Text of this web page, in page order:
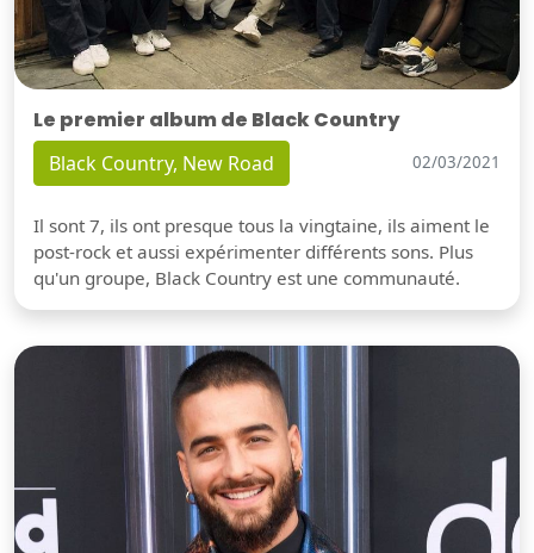
Le premier album de Black Country
Black Country, New Road 02/03/2021
Il sont 7, ils ont presque tous la vingtaine, ils aiment le
post-rock et aussi expérimenter différents sons. Plus
qu'un groupe, Black Country est une communauté.